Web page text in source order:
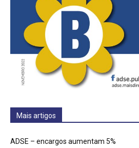
Mais artigos
ADSE – encargos aumentam 5%